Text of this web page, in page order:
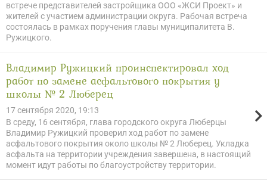
встрече представителей застройщика ООО «ЖСИ Проект» и
жителей с участием администрации округа. Рабочая встреча
состоялась в рамках поручения главы муниципалитета В.
Ружицкого.
Владимир Ружицкий проинспектировал ход
работ по замене асфальтового покрытия у
школы № 2 Люберец
17 сентября 2020, 19:13
В среду, 16 сентября, глава городского округа Люберцы
Владимир Ружицкий проверил ход работ по замене
асфальтового покрытия около школы № 2 Люберец. Укладка
асфальта на территории учреждения завершена, в настоящий
момент идут работы по благоустройству территории.